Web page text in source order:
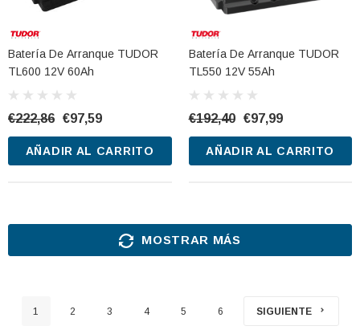
Batería De Arranque TUDOR
TL600 12V 60Ah
€222,86 €97,59
AÑADIR AL CARRITO
Batería De Arranque TUDOR
TL550 12V 55Ah
€192,40 €97,99
AÑADIR AL CARRITO
MOSTRAR MÁS
1 2 3 4 5 6 SIGUIENTE